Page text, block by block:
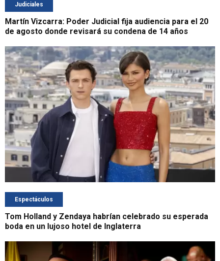
Judiciales
Martín Vizcarra: Poder Judicial fija audiencia para el 20
de agosto donde revisará su condena de 14 años
Espectáculos
Tom Holland y Zendaya habrían celebrado su esperada
boda en un lujoso hotel de Inglaterra